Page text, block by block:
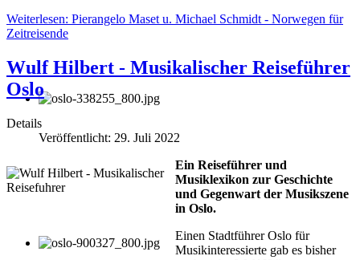
Weiterlesen: Pierangelo Maset u. Michael Schmidt - Norwegen für
Zeitreisende
Wulf Hilbert - Musikalischer Reiseführer
Oslo
Details
Veröffentlicht: 29. Juli 2022
Ein Reiseführer und
Musiklexikon zur Geschichte
und Gegenwart der Musikszene
in Oslo.
Einen Stadtführer Oslo für
Musikinteressierte gab es bisher